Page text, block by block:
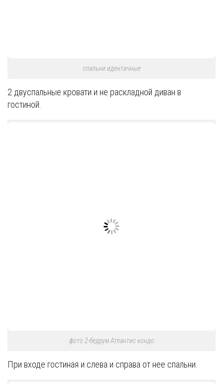
спальни идентичные
2 двуспальные кровати и не раскладной диван в
гостиной.
фото 2-бедрум Атлантис кондо
При входе гостиная и слева и справа от нее спальни.